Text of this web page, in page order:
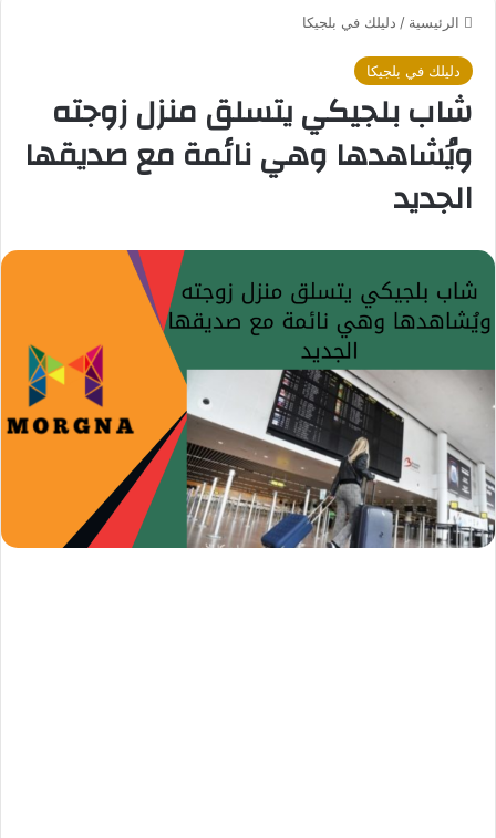
الرئيسية / دليلك في بلجيكا
دليلك في بلجيكا
شاب بلجيكي يتسلق منزل زوجته
ويُشاهدها وهي نائمة مع صديقها
الجديد